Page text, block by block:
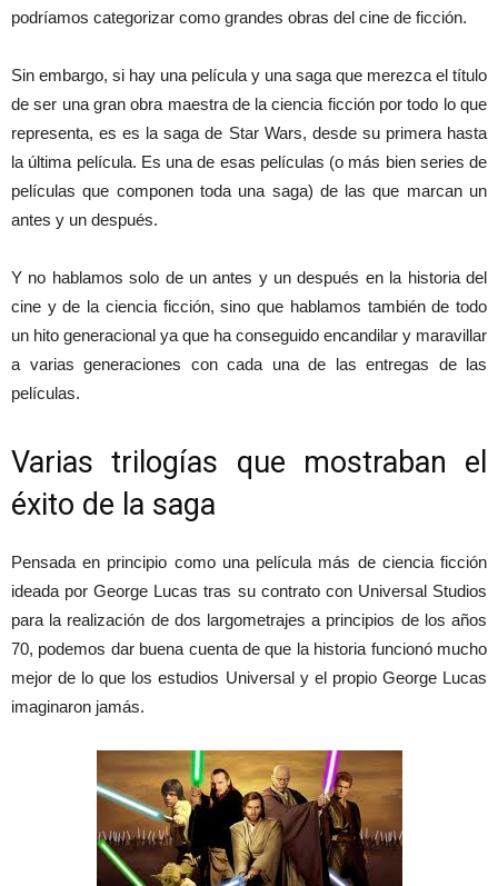
podríamos categorizar como grandes obras del cine de ficción.
Sin embargo, si hay una película y una saga que merezca el título
de ser una gran obra maestra de la ciencia ficción por todo lo que
representa, es es la saga de Star Wars, desde su primera hasta
la última película. Es una de esas películas (o más bien series de
películas que componen toda una saga) de las que marcan un
antes y un después.
Y no hablamos solo de un antes y un después en la historia del
cine y de la ciencia ficción, sino que hablamos también de todo
un hito generacional ya que ha conseguido encandilar y maravillar
a varias generaciones con cada una de las entregas de las
películas.
Varias trilogías que mostraban el
éxito de la saga
Pensada en principio como una película más de ciencia ficción
ideada por George Lucas tras su contrato con Universal Studios
para la realización de dos largometrajes a principios de los años
70, podemos dar buena cuenta de que la historia funcionó mucho
mejor de lo que los estudios Universal y el propio George Lucas
imaginaron jamás.